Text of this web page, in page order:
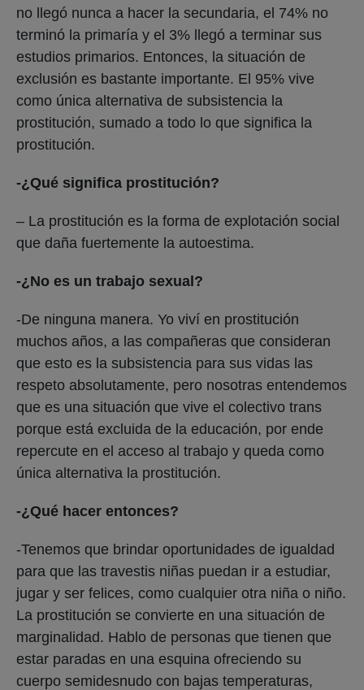
no llegó nunca a hacer la secundaria, el 74% no
terminó la primaría y el 3% llegó a terminar sus
estudios primarios. Entonces, la situación de
exclusión es bastante importante. El 95% vive
como única alternativa de subsistencia la
prostitución, sumado a todo lo que significa la
prostitución.
-¿Qué significa prostitución?
– La prostitución es la forma de explotación social
que daña fuertemente la autoestima.
-¿No es un trabajo sexual?
-De ninguna manera. Yo viví en prostitución
muchos años, a las compañeras que consideran
que esto es la subsistencia para sus vidas las
respeto absolutamente, pero nosotras entendemos
que es una situación que vive el colectivo trans
porque está excluida de la educación, por ende
repercute en el acceso al trabajo y queda como
única alternativa la prostitución.
-¿Qué hacer entonces?
-Tenemos que brindar oportunidades de igualdad
para que las travestis niñas puedan ir a estudiar,
jugar y ser felices, como cualquier otra niña o niño.
La prostitución se convierte en una situación de
marginalidad. Hablo de personas que tienen que
estar paradas en una esquina ofreciendo su
cuerpo semidesnudo con bajas temperaturas,